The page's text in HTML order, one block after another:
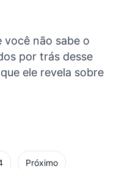
você não sabe o
por trás desse
ele revela sobre
Próximo